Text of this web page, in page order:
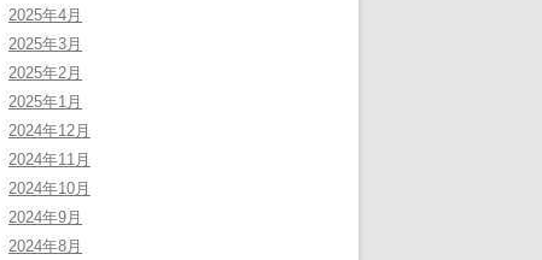
2025年4月
2025年3月
2025年2月
2025年1月
2024年12月
2024年11月
2024年10月
2024年9月
2024年8月